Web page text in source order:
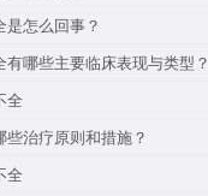
是怎么回事？
有哪些主要临床表现与类型？
全
些治疗原则和措施？
全